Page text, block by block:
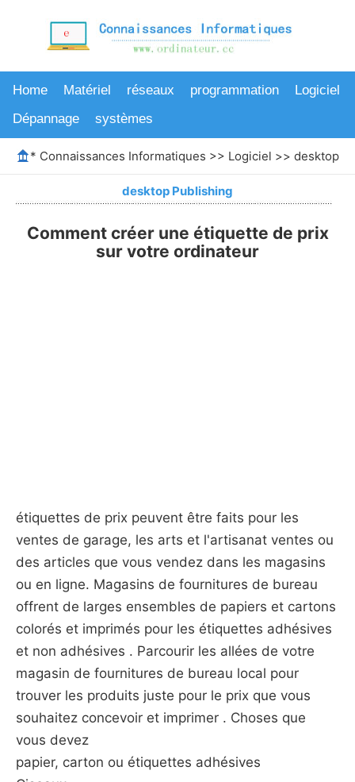
Home Matériel réseaux programmation
Logiciel
Dépannage
systèmes
* Connaissances Informatiques >> Logiciel >> desktop
desktop Publishing
Comment créer une étiquette de prix
sur votre ordinateur
étiquettes de prix peuvent être faits pour les
ventes de garage, les arts et l'artisanat ventes ou
des articles que vous vendez dans les magasins
ou en ligne. Magasins de fournitures de bureau
offrent de larges ensembles de papiers et cartons
colorés et imprimés pour les étiquettes adhésives
et non adhésives . Parcourir les allées de votre
magasin de fournitures de bureau local pour
trouver les produits juste pour le prix que vous
souhaitez concevoir et imprimer . Choses que
vous devez
papier, carton ou étiquettes adhésives